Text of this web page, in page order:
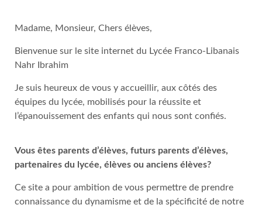
Madame, Monsieur, Chers élèves,
Bienvenue sur le site internet du Lycée Franco-Libanais
Nahr Ibrahim
Je suis heureux de vous y accueillir, aux côtés des
équipes du lycée, mobilisés pour la réussite et
l’épanouissement des enfants qui nous sont confiés.
Vous êtes parents d’élèves, futurs parents d’élèves,
partenaires du lycée, élèves ou anciens élèves?
Ce site a pour ambition de vous permettre de prendre
connaissance du dynamisme et de la spécificité de notre